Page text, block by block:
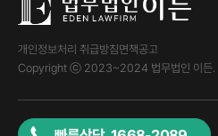
개인정보처리 취급방침면책공고
Copyright ⓒ 2023~2024 법무법인 이든.